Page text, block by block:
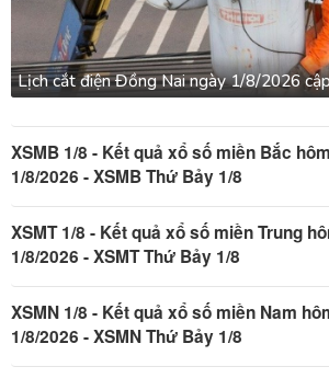
Lịch cắt điện Đồng Nai ngày 1/8/2026
XSMB 1/8 - Kết quả xổ số miền Bắc
1/8/2026 - XSMB Thứ Bảy 1/8
XSMT 1/8 - Kết quả xổ số miền Trung
1/8/2026 - XSMT Thứ Bảy 1/8
XSMN 1/8 - Kết quả xổ số miền Nam
1/8/2026 - XSMN Thứ Bảy 1/8